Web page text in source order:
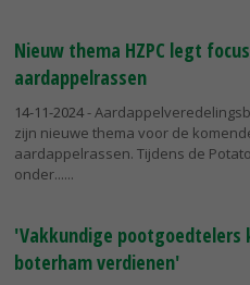
Nieuw thema HZPC legt
aardappelrassen
14-11-2024-
zijn nieuwe thema voor de
aardappelrassen. Tijdens de
onder...
'Vakkundige pootgoedtelers
boterham verdienen'